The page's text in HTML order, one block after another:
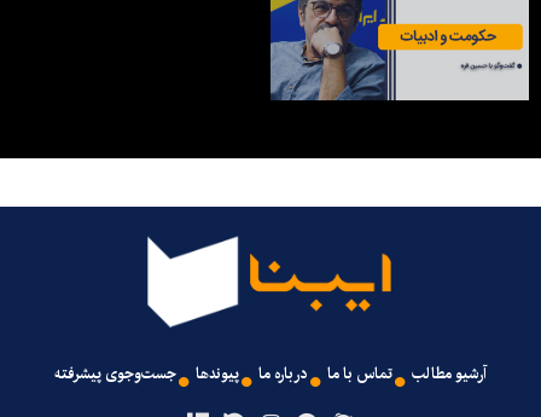
آرشیو مطالب تماس با ما درباره ما پیوندها جست‌وجوی پیشرفته